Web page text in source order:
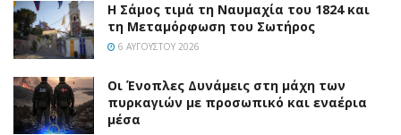
Η Σάμος τιμά τη Ναυμαχία του 1824 και
τη Μεταμόρφωση του Σωτήρος
6 ΑΥΓΟΎΣΤΟΥ 2026
Οι Ένοπλες Δυνάμεις στη μάχη των
πυρκαγιών με προσωπικό και εναέρια
μέσα